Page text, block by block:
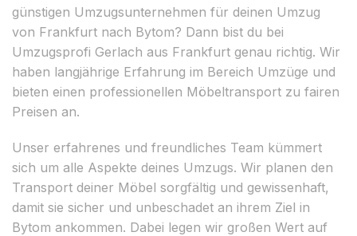
günstigen Umzugsunternehmen für deinen Umzug
von Frankfurt nach Bytom? Dann bist du bei
Umzugsprofi Gerlach aus Frankfurt genau richtig. Wir
haben langjährige Erfahrung im Bereich Umzüge und
bieten einen professionellen Möbeltransport zu fairen
Preisen an.
Unser erfahrenes und freundliches Team kümmert
sich um alle Aspekte deines Umzugs. Wir planen den
Transport deiner Möbel sorgfältig und gewissenhaft,
damit sie sicher und unbeschadet an ihrem Ziel in
Bytom ankommen. Dabei legen wir großen Wert auf